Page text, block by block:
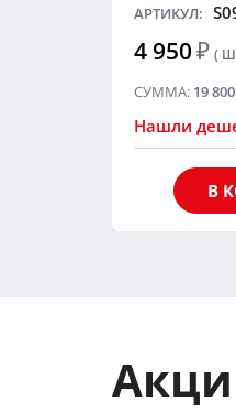
АРТИКУЛ:
4 950₽ (
СУММА: 19 800
Нашли
В